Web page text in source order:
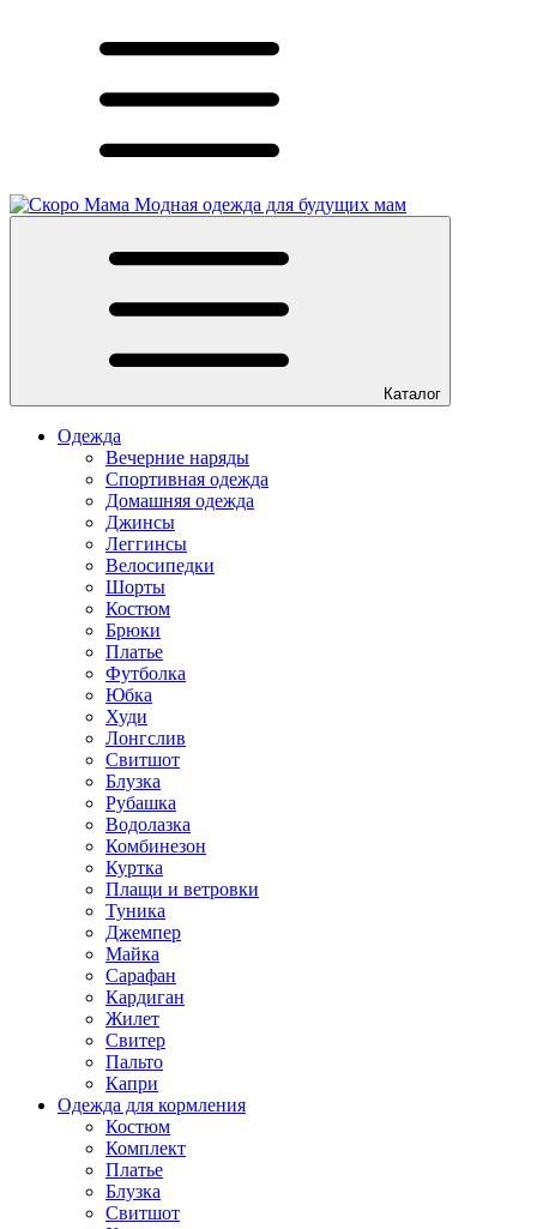
Модная одежда для будущих мам
Каталог
Одежда
Вечерние наряды
Спортивная одежда
Домашняя одежда
Джинсы
Леггинсы
Велосипедки
Шорты
Костюм
Брюки
Платье
Футболка
Юбка
Худи
Лонгслив
Свитшот
Блузка
Рубашка
Водолазка
Комбинезон
Куртка
Плащи и ветровки
Туника
Джемпер
Майка
Сарафан
Кардиган
Жилет
Свитер
Пальто
Капри
Одежда для кормления
Костюм
Комплект
Платье
Блузка
Свитшот